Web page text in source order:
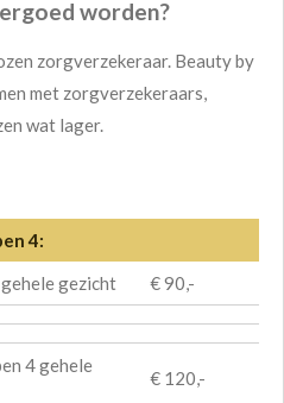
worden?
zorgverzekeraar. Beauty by
met zorgverzekeraars,
wat lager.
4:
gezicht
€ 90,-
4 gehele
€ 120,-